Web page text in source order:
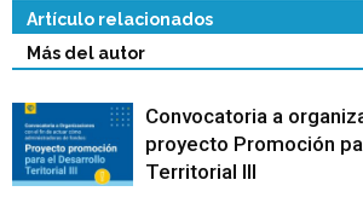
Artículo relacionados
Más del autor
Convocatoria a
proyecto Promoción
Territorial III